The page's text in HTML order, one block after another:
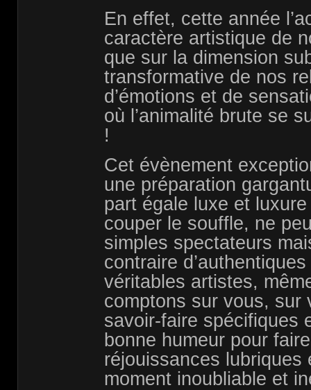
En effet, cette année
caractère artistique de
que sur la dimension
transformative de nos
d’émotions et de
où l’animalité brute se
!
Cet évènement
une préparation
part égale luxe et
couper le souffle, ne
simples spectateurs
contraire
véritables artistes,
comptons sur vous, sur
savoir-faire spécifiques
bonne humeur pour
réjouissances lubriques
moment inoubliable et